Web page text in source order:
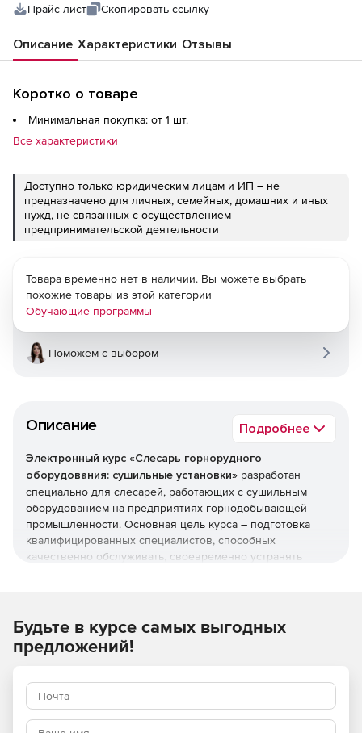
Прайс-лист
Скопировать ссылку
Описание Характеристики Отзывы
Коротко о товаре
Минимальная покупка: от 1 шт.
Все характеристики
Доступно только юридическим лицам и ИП – не
предназначено для личных, семейных, домашних и иных
нужд, не связанных с осуществлением
предпринимательской деятельности
Описание Подробнее
Электронный курс «Слесарь горнорудного
оборудования: сушильные установки» разработан
специально для слесарей, работающих с сушильным
оборудованием на предприятиях горнодобывающей
промышленности. Основная цель курса – подготовка
квалифицированных специалистов, способных
качественно обслуживать, своевременно устранять
Цели и задачи курса
Освоение основ устройства и принципов работы
горнодобывающей отрасли.
Получение необходимых навыков по диагностике
Товара временно нет в наличии. Вы можете выбрать
похожие товары из этой категории
Обучающие программы
Поможем с выбором
Будьте в курсе самых выгодных
предложений!